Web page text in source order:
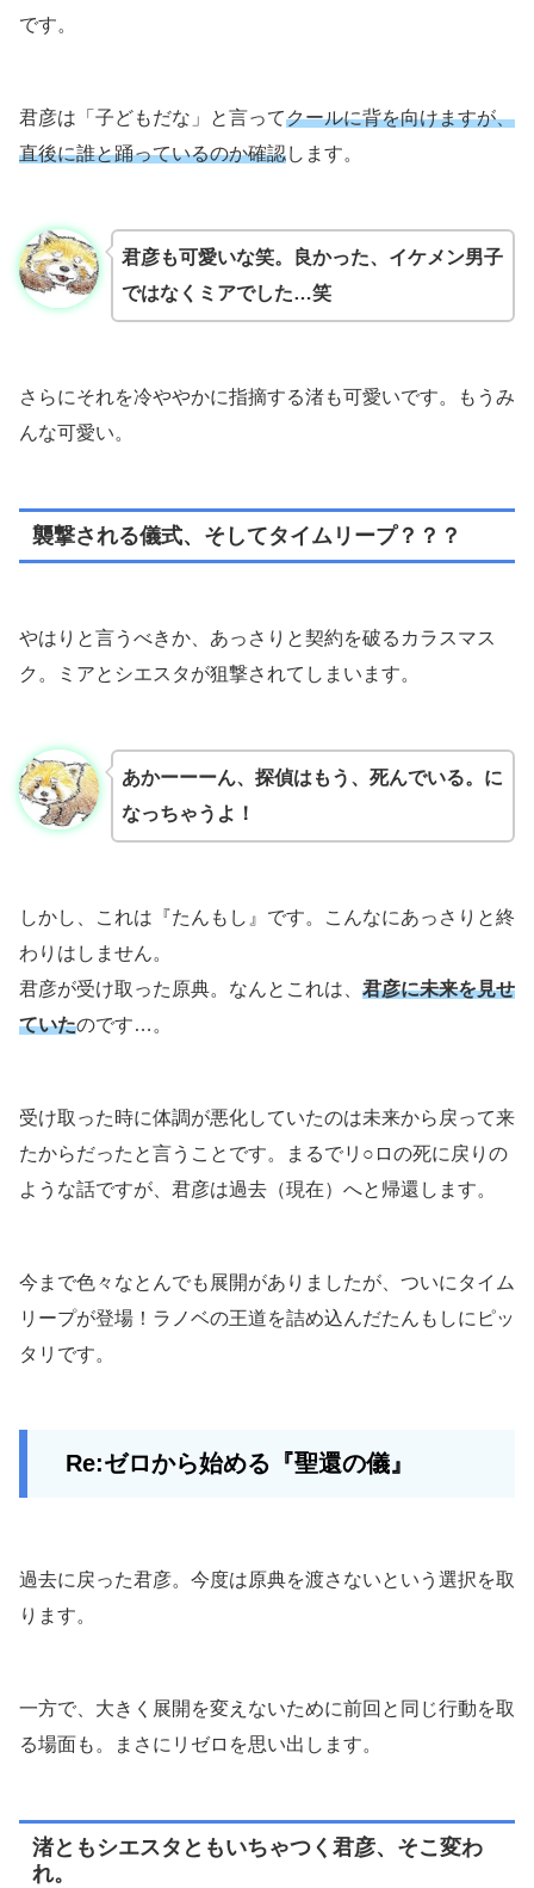
です。
君彦は「子どもだな」と言ってクールに背を向けますが、
直後に誰と踊っているのか確認します。
君彦も可愛いな笑。良かった、イケメン男子
ではなくミアでした…笑
さらにそれを冷ややかに指摘する渚も可愛いです。もうみ
んな可愛い。
襲撃される儀式、そしてタイムリープ？？？
やはりと言うべきか、あっさりと契約を破るカラスマス
ク。ミアとシエスタが狙撃されてしまいます。
あかーーーん、探偵はもう、死んでいる。に
なっちゃうよ！
しかし、これは『たんもし』です。こんなにあっさりと終
わりはしません。
君彦が受け取った原典。なんとこれは、 君彦に未来を見せ
ていたのです…。
受け取った時に体調が悪化していたのは未来から戻って来
たからだったと言うことです。まるでリ○ロの死に戻りの
ような話ですが、君彦は過去（現在）へと帰還します。
今まで色々なとんでも展開がありましたが、ついにタイム
リープが登場！ラノベの王道を詰め込んだたんもしにピッ
タリです。
Re:ゼロから始める『聖還の儀』
過去に戻った君彦。今度は原典を渡さないという選択を取
ります。
一方で、大きく展開を変えないために前回と同じ行動を取
る場面も。まさにリゼロを思い出します。
渚ともシエスタともいちゃつく君彦、そこ変わ
れ。